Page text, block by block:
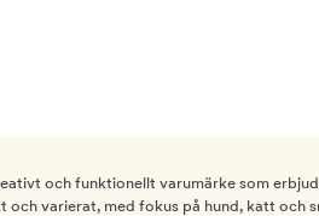
och funktionellt varumärke som
och varierat, med fokus på hund, katt och